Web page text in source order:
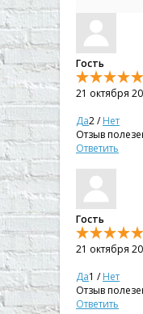
Гость
21 октября
Да2/Нет
Отзыв
Ответить
Гость
21 октября
Да1 /Нет
Отзыв
Ответить